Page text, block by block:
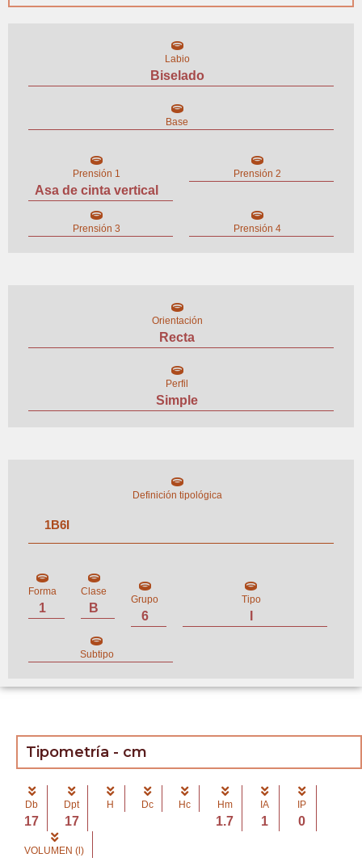
Labio
Biselado
Base
Prensión 1
Asa de cinta vertical
Prensión 2
Prensión 3 Prensión 4
Orientación
Recta
Perfil
Simple
Definición tipológica
1B6I
Forma
1
Clase
B
Grupo
6
Tipo
Subtipo
Tipometría - cm
Db
17
Dpt
17
H Dc Hc Hm
1.7
IA
1
IP
0
VOLUMEN (l)